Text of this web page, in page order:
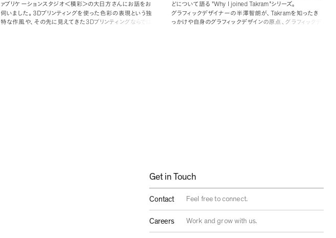
ァブリケーションスタジオ<積彩>の大日方さんにお話をお
伺いました。 3Dプリンティングを使った色彩の表現という独
特な作風や、 その先に見えてきた 3Dプリンティングならでは
どについて語る "Why I joined Takram"シリーズ。
グラフィックデザイナーの半澤智朗が、 Takramを知ったき
っかけや自身のグラフィックデザインの原点 、 グラフィックデ
Get in Touch
Contact Feel free to connect.
Careers Work and grow with us.